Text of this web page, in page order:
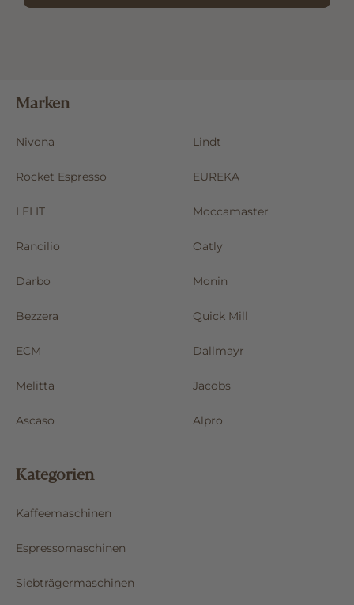
Marken
Nivona Lindt
Rocket Espresso EUREKA
LELIT Moccamaster
Rancilio Oatly
Darbo Monin
Bezzera Quick Mill
ECM Dallmayr
Melitta Jacobs
Ascaso Alpro
Kategorien
Kaffeemaschinen
Espressomaschinen
Siebträgermaschinen